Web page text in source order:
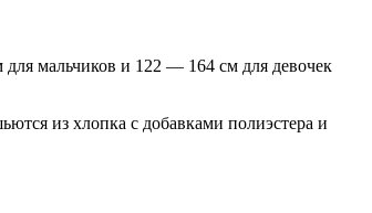
мальчиков и 122 — 164 см для девочек
из хлопка с добавками полиэстера и